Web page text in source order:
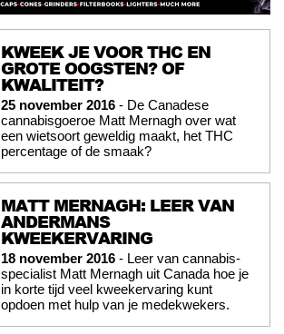
KWEEK JE VOOR THC EN
GROTE OOGSTEN? OF
KWALITEIT?
25 november 2016 - De Canadese
cannabisgoeroe Matt Mernagh over wat
een wietsoort geweldig maakt, het THC
percentage of de smaak?
MATT MERNAGH: LEER VAN
ANDERMANS
KWEEKERVARING
18 november 2016 - Leer van cannabis-
specialist Matt Mernagh uit Canada hoe je
in korte tijd veel kweekervaring kunt
opdoen met hulp van je medekwekers.